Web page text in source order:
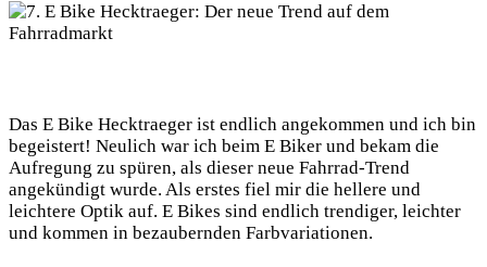
Das E Bike Hecktraeger ist endlich angekommen und ich bin
begeistert! Neulich war ich beim E Biker und bekam die
Aufregung zu spüren, als dieser neue Fahrrad-Trend
angekündigt wurde. Als erstes fiel mir die hellere und
leichtere Optik auf. E Bikes sind endlich trendiger, leichter
und kommen in bezaubernden Farbvariationen.